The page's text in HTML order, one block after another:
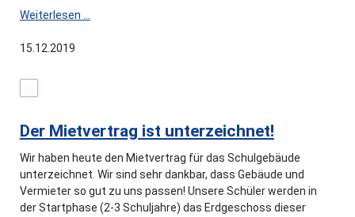
Weiterlesen …
15.12.2019
Der Mietvertrag ist unterzeichnet!
Wir haben heute den Mietvertrag für das Schulgebäude
unterzeichnet. Wir sind sehr dankbar, dass Gebäude und
Vermieter so gut zu uns passen! Unsere Schüler werden in
der Startphase (2-3 Schuljahre) das Erdgeschoss dieser